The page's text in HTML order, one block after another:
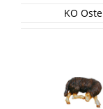
KO Oste